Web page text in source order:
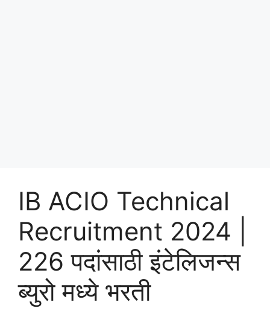
IB ACIO Technical
Recruitment 2024 |
226 पदांसाठी इंटेलिजन्स
ब्युरो मध्ये भरती